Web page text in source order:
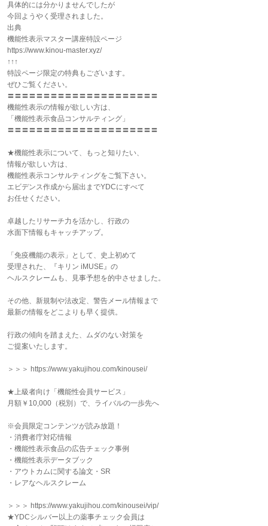
具体的には分かりませんでしたが
今回ようやく受理されました。
出典
機能性表示マスター講座特設ページ
https://www.kinou-master.xyz/
↑↑↑
特設ページ限定の特典もございます。
ぜひご覧ください。
〓〓〓〓〓〓〓〓〓〓〓〓〓〓〓〓〓〓〓〓〓
機能性表示の情報が欲しい方は、
「機能性表示食品コンサルティング」
〓〓〓〓〓〓〓〓〓〓〓〓〓〓〓〓〓〓〓〓〓
★機能性表示について、もっと知りたい、
情報が欲しい方は、
機能性表示コンサルティングをご覧下さい。
エビデンス作成から届出までYDCにすべて
お任せください。
卓越したリサーチ力を活かし、行政の
水面下情報もキャッチアップ。
「免疫機能の表示」として、史上初めて
受理された、『キリン iMUSE』の
ヘルスクレームも、見事予想を的中させました。
その他、新規制や法改定、警告メール情報まで
最新の情報をどこよりも早く提供。
行政の傾向を踏まえた、ムダのない対策を
ご提案いたします。
＞＞＞ https://www.yakujihou.com/kinousei/
★上級者向け「機能性会員サービス」
月額￥10,000（税別）で、ライバルの一歩先へ
※会員限定コンテンツが読み放題！
・消費者庁対応情報
・機能性表示食品の広告チェック事例
・機能性表示データブック
・アウトカムに関する論文・SR
・レアなヘルスクレーム
＞＞＞ https://www.yakujihou.com/kinousei/vip/
★YDCシルバー以上の薬事チェック会員は